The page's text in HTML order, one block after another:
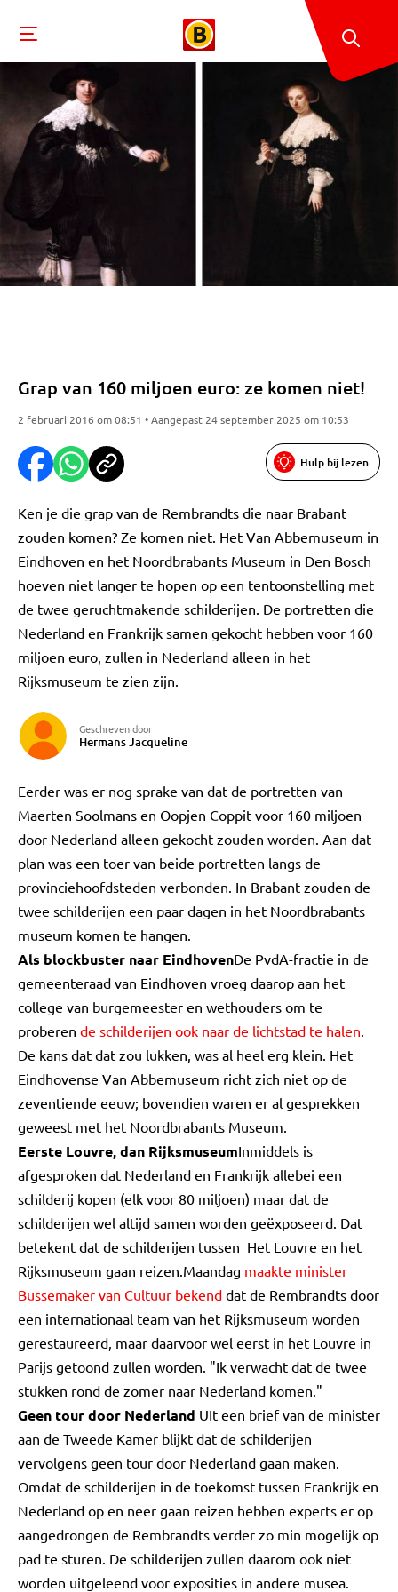
Grap van 160 miljoen euro: ze komen niet!
2 februari 2016 om 08:51 • Aangepast 24 september 2025 om 10:53
Hulp bij lezen
Ken je die grap van de Rembrandts die naar Brabant
zouden komen? Ze komen niet. Het Van Abbemuseum in
Eindhoven en het Noordbrabants Museum in Den Bosch
hoeven niet langer te hopen op een tentoonstelling met
de twee geruchtmakende schilderijen. De portretten die
Nederland en Frankrijk samen gekocht hebben voor 160
miljoen euro, zullen in Nederland alleen in het
Rijksmuseum te zien zijn.
Geschreven door
Hermans Jacqueline
Eerder was er nog sprake van dat de portretten van
Maerten Soolmans en Oopjen Coppit voor 160 miljoen
door Nederland alleen gekocht zouden worden. Aan dat
plan was een toer van beide portretten langs de
provinciehoofdsteden verbonden. In Brabant zouden de
twee schilderijen een paar dagen in het Noordbrabants
museum komen te hangen.
Als blockbuster naar EindhovenDe PvdA-fractie in de
gemeenteraad van Eindhoven vroeg daarop aan het
college van burgemeester en wethouders om te
proberen de schilderijen ook naar de lichtstad te halen.
De kans dat dat zou lukken, was al heel erg klein. Het
Eindhovense Van Abbemuseum richt zich niet op de
zeventiende eeuw; bovendien waren er al gesprekken
geweest met het Noordbrabants Museum.
Eerste Louvre, dan RijksmuseumInmiddels is
afgesproken dat Nederland en Frankrijk allebei een
schilderij kopen (elk voor 80 miljoen) maar dat de
schilderijen wel altijd samen worden geëxposeerd. Dat
betekent dat de schilderijen tussen Het Louvre en het
Rijksmuseum gaan reizen.Maandag maakte minister
Bussemaker van Cultuur bekend dat de Rembrandts door
een internationaal team van het Rijksmuseum worden
gerestaureerd, maar daarvoor wel eerst in het Louvre in
Parijs getoond zullen worden. "Ik verwacht dat de twee
stukken rond de zomer naar Nederland komen."
Geen tour door Nederland UIt een brief van de minister
aan de Tweede Kamer blijkt dat de schilderijen
vervolgens geen tour door Nederland gaan maken.
Omdat de schilderijen in de toekomst tussen Frankrijk en
Nederland op en neer gaan reizen hebben experts er op
aangedrongen de Rembrandts verder zo min mogelijk op
pad te sturen. De schilderijen zullen daarom ook niet
worden uitgeleend voor exposities in andere musea.